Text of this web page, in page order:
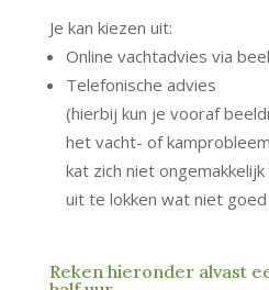
Je kan kiezen uit:
Online vachtadvies via
Telefonische advies
(hierbij kun je vooraf
het vacht- of
kat zich niet
uit te lokken wat niet
Reken hieronder alvast